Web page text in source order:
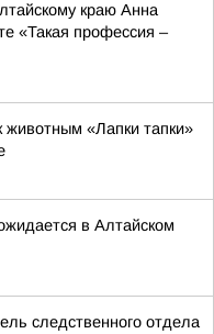
краю Анна
«Такая профессия –
«Лапки тапки»
в Алтайском
следственного отдела